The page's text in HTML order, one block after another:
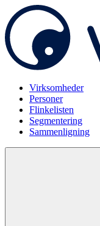
Virksomheder
Personer
Flinkelisten
Segmentering
Sammenligning